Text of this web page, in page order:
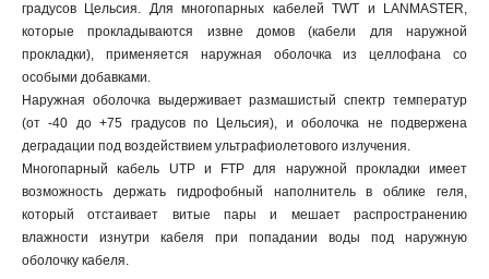
градусов Цельсия. Для многопарных кабелей TWT и LANMASTER,
которые прокладываются извне домов (кабели для наружной
прокладки), применяется наружная оболочка из целлофана со
особыми добавками.
Наружная оболочка выдерживает размашистый спектр температур
(от -40 до +75 градусов по Цельсия), и оболочка не подвержена
деградации под воздействием ультрафиолетового излучения.
Многопарный кабель UTP и FTP для наружной прокладки имеет
возможность держать гидрофобный наполнитель в облике геля,
который отстаивает витые пары и мешает распространению
влажности изнутри кабеля при попадании воды под наружную
оболочку кабеля.